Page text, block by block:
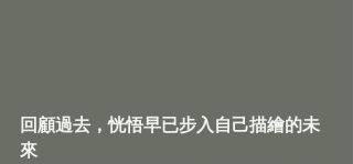
回顧過去，恍悟早已步入自己描繪的未
來